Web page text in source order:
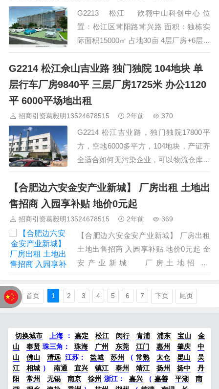
场地，17.5米半挂进出方便。 【周边及交
通】：附近0.7…
G2213 松江 歆翱中山科创中心 位
置：松江区茸阳路茸兴路 面积：独栋实
际面积15000㎡ 占地30亩 4层厂房+6层办
公室 均价：1.9元 物业：8块 签约年
限：1--15年 免租期：详谈 递增：每年递
增5% 厂房高度：1楼高5.7米，2楼高4
米，3楼高5米，4楼高5.7…
G2214 松江佘山吉业路 独门独院 104地块 单
层行车厂房9840平 三层厂房1725米 办公1120
平 6000平场地出租
招商引资葛毅明13524678515 2年前 370
G2214 松江吉业路，独门独院17800平
方，空地6000多平方，104地块，产证齐
全适合如何无污染企业，可以物流仓库无
税收要求，报价1.35元/平/天。 三层厂房
每层面积1725平方米，配置2吨货梯一
台，楼上承重800kg； 单层厂房面积9840
平方米，层高12~14m，柱距8*20m； 两
米； 高速： 位…
【合肥边六安金安产业新城】 厂房出租 土地出
售招商 入园享补贴 地价0元起
招商引资葛毅明13524678515 2年前 369
【合肥边六安金安产业新城】 厂房出租
土地出售招商 入园享补贴 地价0元起 金
安产业新城 厂房土地招商
13524678515 葛老师 区位优势 金安区隶
属安徽省六安市，处于合肥1小时都市圈
范围内，是六安融入合肥的桥头堡。辖区
年地区生产总值203亿…
首页 1 2 3 4 5 6 7 下页 尾页
切换城市 上海 ： 嘉定 松江 闵行 青浦 浦东 宝山
金
山
奉贤 珠三角： 珠海 广州 东莞 江门 惠州 肇庆
中
山
佛山 清远 江苏 ： 盐城 苏州 （ 常熟 太仓 昆山
吴
江
相城 ） 南通 宜兴 镇江 泰州 靖江 扬州 扬中
丹
阳
常州 无锡 南京 徐州 浙江： 嘉兴 （ 嘉善 平湖
南